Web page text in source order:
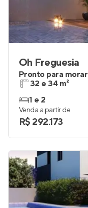
Oh Freguesia
Pronto para morar
32 e 34 m²
1 e 2
Venda a partir de
R$ 292.173